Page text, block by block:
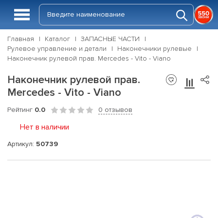
Главная Каталог
ЗАПАСНЫЕ ЧАСТИ
Рулевое управление и детали
Наконечники рулевые
Наконечник рулевой прав. Mercedes - Vito - Viano
Наконечник рулевой прав.
Mercedes - Vito - Viano
Рейтинг 0.0 0 отзывов
Нет в наличии
Артикул: 50739